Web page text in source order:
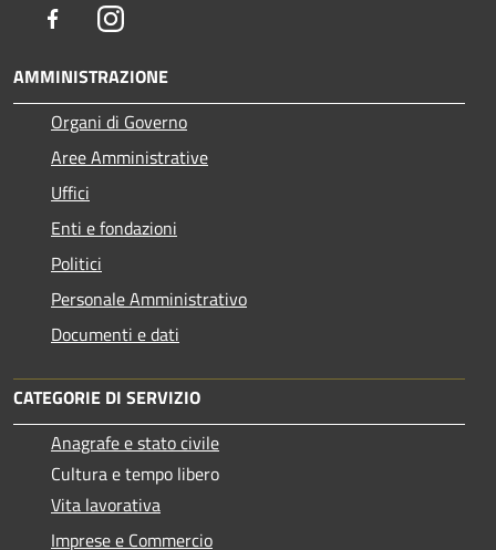
FacebookInstagram
AMMINISTRAZIONE
Organi di Governo
Aree Amministrative
Uffici
Enti e fondazioni
Politici
Personale Amministrativo
Documenti e dati
CATEGORIE DI SERVIZIO
Anagrafe e stato civile
Cultura e tempo libero
Vita lavorativa
Imprese e Commercio